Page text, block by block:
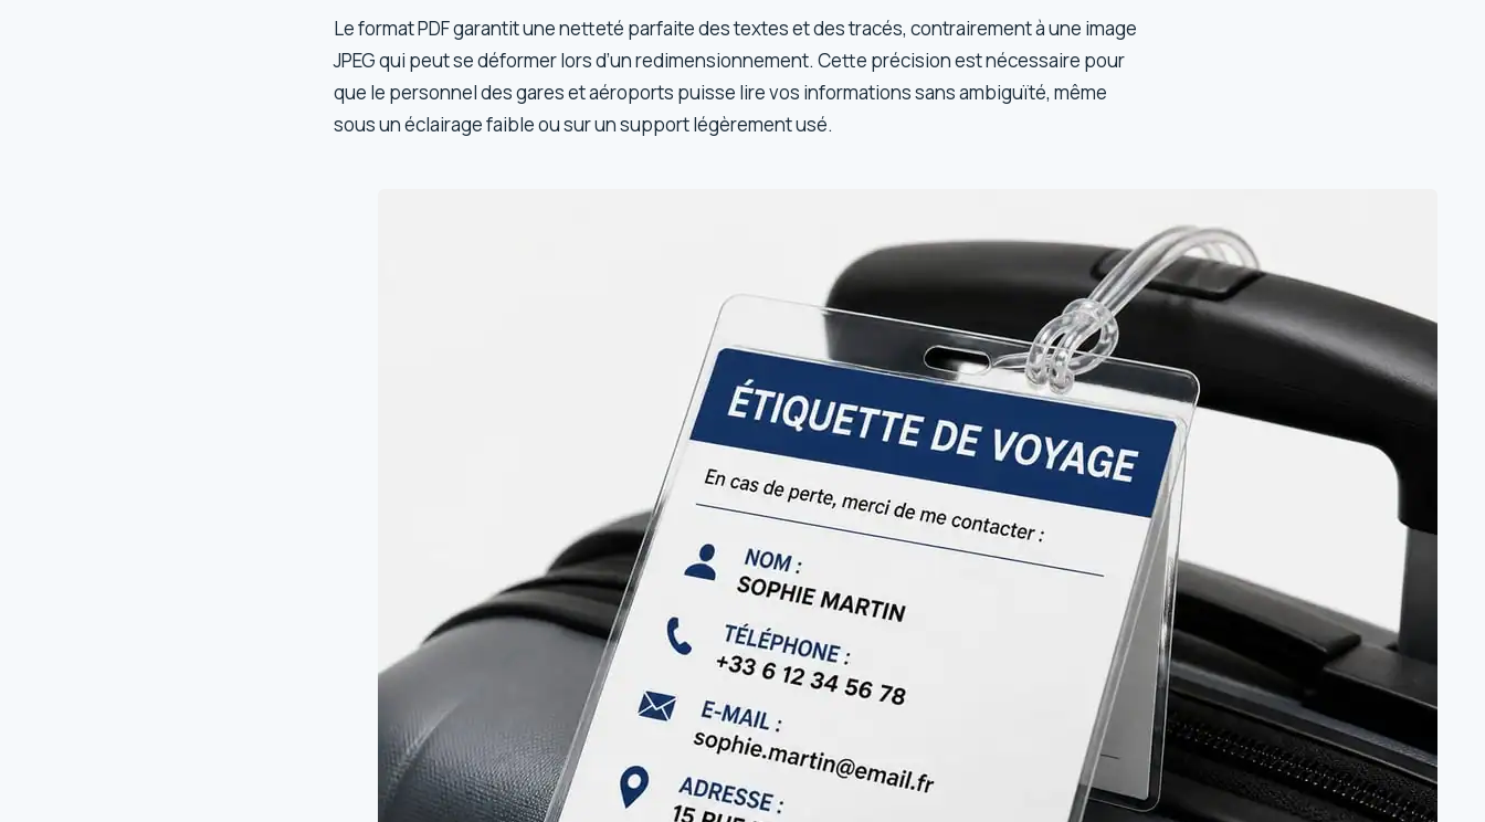
Le format PDF garantit une netteté parfaite des textes et des tracés, contrairement à une image
JPEG qui peut se déformer lors d’un redimensionnement. Cette précision est nécessaire pour
que le personnel des gares et aéroports puisse lire vos informations sans ambiguïté, même
sous un éclairage faible ou sur un support légèrement usé.